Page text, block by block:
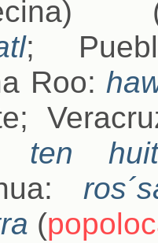
;
Roo:
ten
(